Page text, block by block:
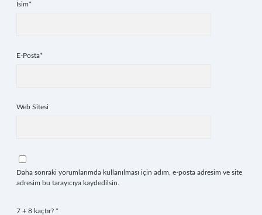
İsim*
E-Posta*
Web Sitesi
Daha sonraki yorumlarımda kullanılması için adım, e-posta adresim ve site
adresim bu tarayıcıya kaydedilsin.
7 + 8 kaçtır? *